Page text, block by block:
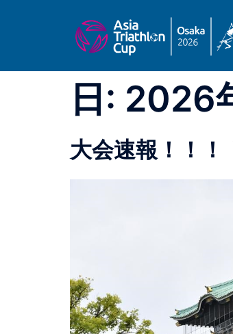
ツ
日: 2026
大会速報！！！